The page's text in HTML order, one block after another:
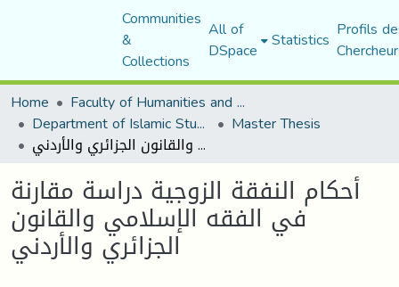
Communities
&
Collections
All of
DSpace Statistics Profils
Home
Faculty of Humanities and Social Sciences
Department of Islamic Studies Master Thesis
أحكام النفقة الزوجية دراسة مقارنة في الفقه الإسلامي والقانون الجزائري والأردني
أحكام النفقة الزوجية دراسة مقارنة
في الفقه الإسلامي والقانون
الجزائري والأردني